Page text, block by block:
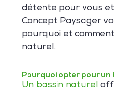
détente pour vous
Concept Paysager
pourquoi et
naturel.
Pourquoi opter pour un
Un bassin naturel